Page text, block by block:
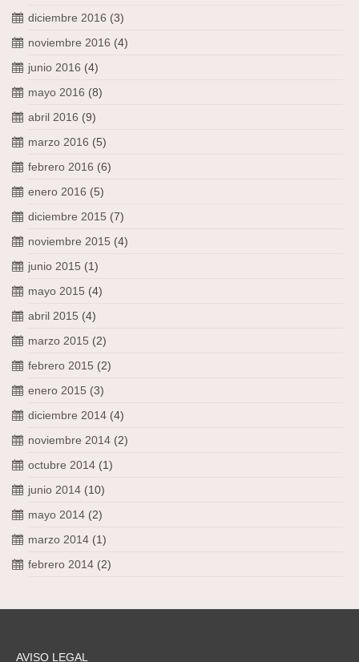
diciembre 2016 (3)
noviembre 2016 (4)
junio 2016 (4)
mayo 2016 (8)
abril 2016 (9)
marzo 2016 (5)
febrero 2016 (6)
enero 2016 (5)
diciembre 2015 (7)
noviembre 2015 (4)
junio 2015 (1)
mayo 2015 (4)
abril 2015 (4)
marzo 2015 (2)
febrero 2015 (2)
enero 2015 (3)
diciembre 2014 (4)
noviembre 2014 (2)
octubre 2014 (1)
junio 2014 (10)
mayo 2014 (2)
marzo 2014 (1)
febrero 2014 (2)
AVISO LEGAL